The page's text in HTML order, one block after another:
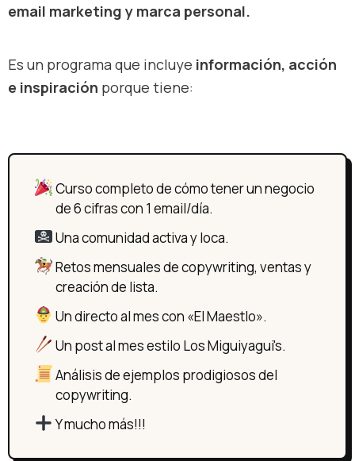
email marketing y marca personal.
Es un programa que incluye información, acción
e inspiración porque tiene:
Curso completo de cómo tener un negocio
de 6 cifras con 1 email/día.
Una comunidad activa y loca.
Retos mensuales de copywriting, ventas y
creación de lista.
Un directo al mes con «El Maestlo».
Un post al mes estilo Los Miguiyagui's.
Análisis de ejemplos prodigiosos del
copywriting.
Y mucho más!!!